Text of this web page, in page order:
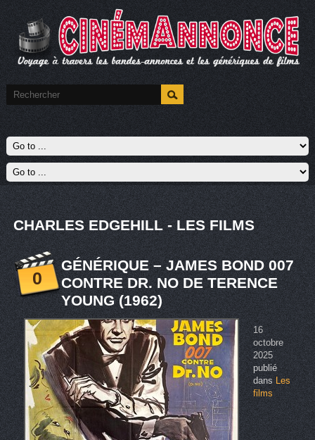
CHARLES EDGEHILL - LES FILMS
0
GÉNÉRIQUE – JAMES BOND 007
CONTRE DR. NO DE TERENCE
YOUNG (1962)
16
octobre
2025
publié
dansLes
films